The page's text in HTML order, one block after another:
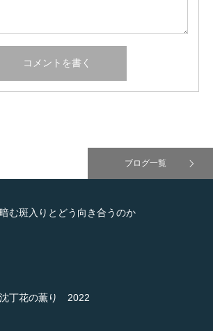
ブログ一覧
暗む斑入りとどう向き合うのか
沈丁花の薫り 2022